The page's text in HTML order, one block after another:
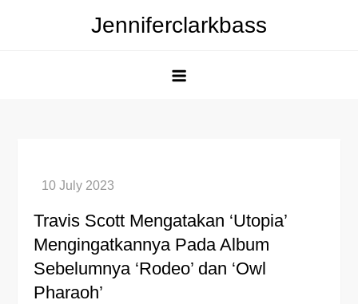
Jenniferclarkbass
Travis Scott Mengatakan ‘Utopia’
Mengingatkannya Pada Album
Sebelumnya ‘Rodeo’ dan ‘Owl
Pharaoh’